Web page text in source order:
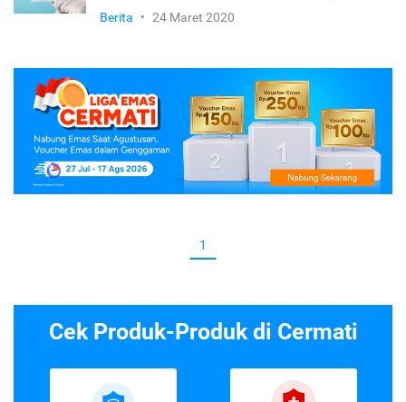
Berita • 24 Maret 2020
1
Cek Produk-Produk di Cermati